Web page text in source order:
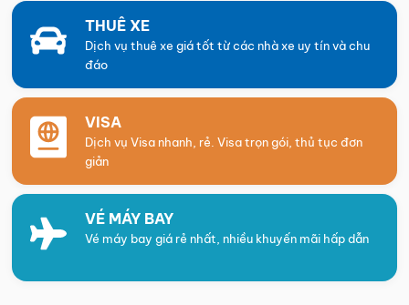
THUÊ XE
Dịch vụ thuê xe giá tốt từ các nhà xe uy tín và chu
đáo
VISA
Dịch vụ Visa nhanh, rẻ. Visa trọn gói, thủ tục đơn
giản
VÉ MÁY BAY
Vé máy bay giá rẻ nhất, nhiều khuyến mãi hấp dẫn